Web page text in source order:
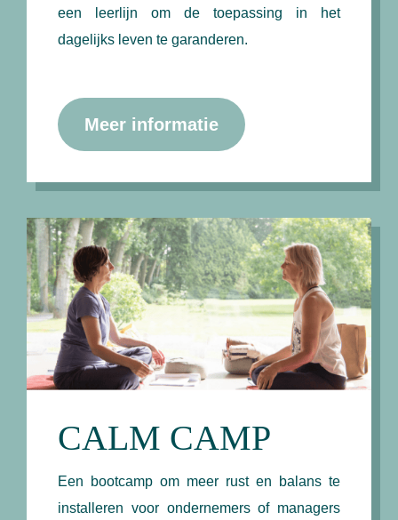
een leerlijn om de toepassing in het
dagelijks leven te garanderen.
Meer informatie
CALM CAMP
Een bootcamp om meer rust en balans te
installeren voor ondernemers of managers